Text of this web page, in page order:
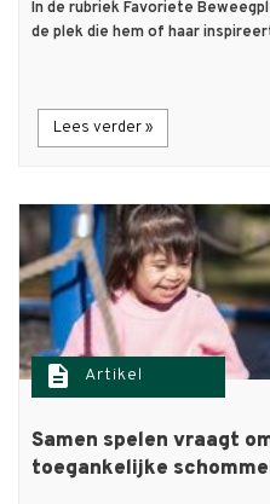
In de rubriek Favoriete
de plek die hem of haar
Lees verder »
description Artikel
Samen spelen vraagt
toegankelijke